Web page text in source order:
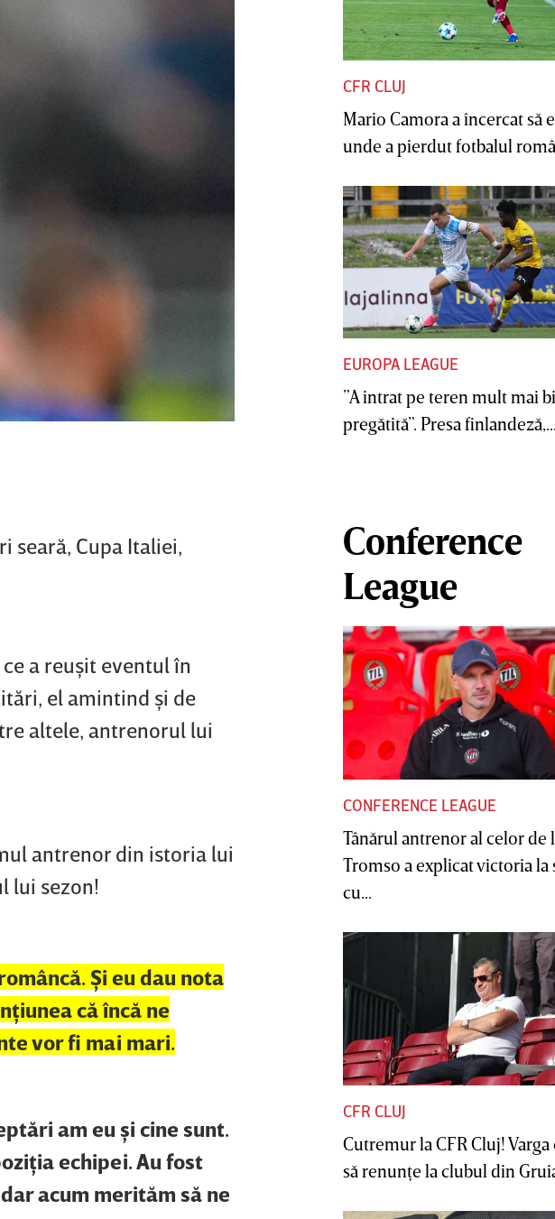
seară, Cupa Italiei,
a reuşit eventul în
el amintind şi de
altele, antrenorul lui
antrenor din istoria lui
lui sezon!
Şi eu dau nota
că încă ne
vor fi mai mari.
am eu şi cine sunt.
echipei. Au fost
acum merităm să ne
CFR CLUJ
Mario Camora a încercat să
unde a pierdut fotbalul
EUROPA LEAGUE
”A intrat pe teren mult mai
pregătită”. Presa
Conference
League
CONFERENCE LEAGUE
Tânărul antrenor al celor de
Tromso a explicat victoria la
cu...
CFR CLUJ
Cutremur la CFR Cluj! Varga
să renunţe la clubul din